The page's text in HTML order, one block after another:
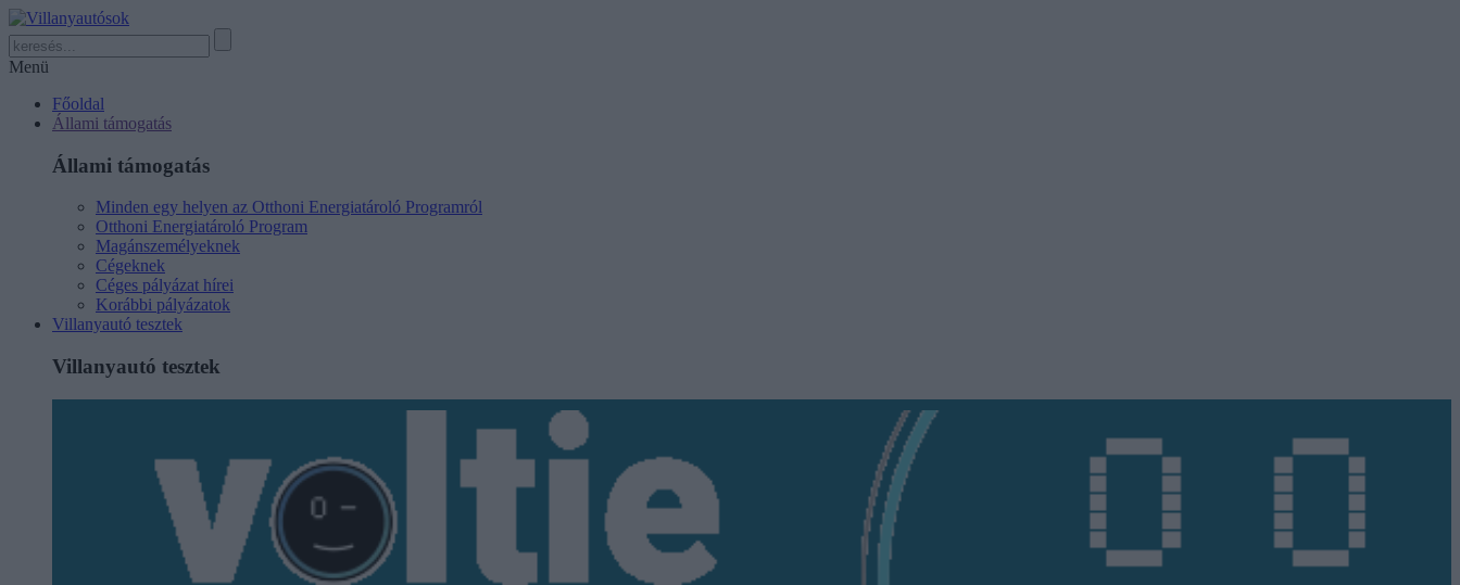
Menü
Főoldal
Állami támogatás
Állami támogatás
Minden egy helyen az Otthoni Energiatároló Programról
Otthoni Energiatároló Program
Magánszemélyeknek
Cégeknek
Céges pályázat hírei
Korábbi pályázatok
Villanyautó tesztek
Villanyautó tesztek